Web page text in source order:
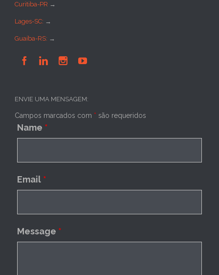
Curitiba-PR →
Lages-SC: →
Guaíba-RS: →
   
ENVIE UMA MENSAGEM:
Campos marcados com * são requeridos
Name *
Email *
Message *